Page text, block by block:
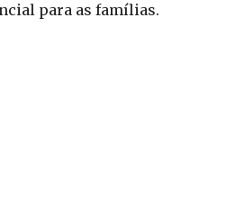
para as famílias.